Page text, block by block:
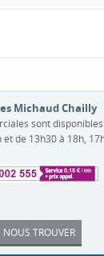
Michaud Chailly
sont
de 13h30 à 18h,
NOUS TROUVER